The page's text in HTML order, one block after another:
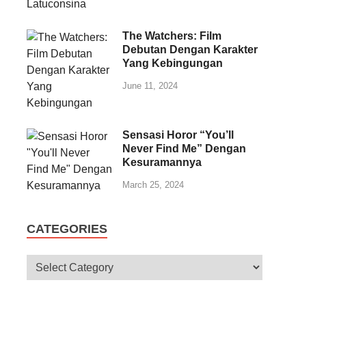
The Watchers: Film
Debutan Dengan Karakter
Yang Kebingungan
June 11, 2024
Sensasi Horor “You’ll
Never Find Me” Dengan
Kesuramannya
March 25, 2024
CATEGORIES